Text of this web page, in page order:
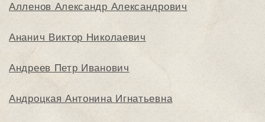
Алленов Александр Александрович
Ананич Виктор Николаевич
Андреев Петр Иванович
Андроцкая Антонина Игнатьевна